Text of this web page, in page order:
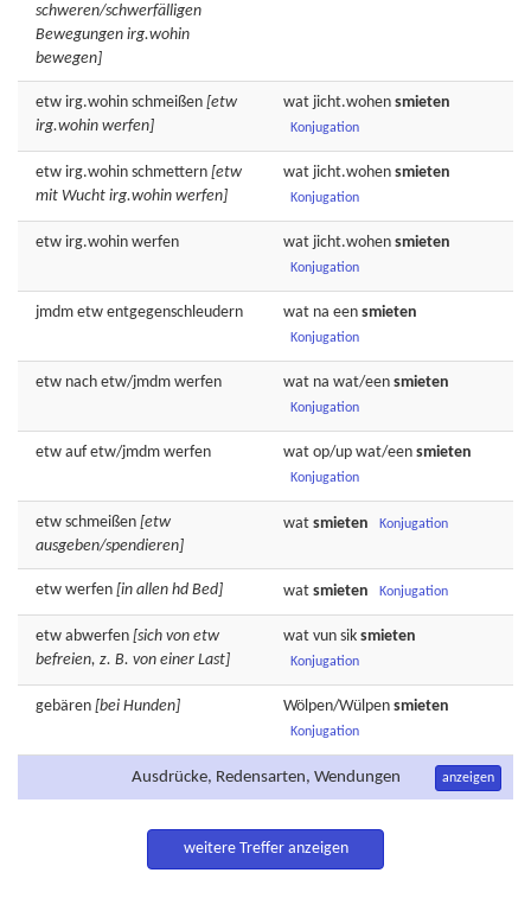
schweren/schwerfälligen
Bewegungen irg.wohin
bewegen]
etw irg.wohin schmeißen [etw
irg.wohin werfen]
wat jicht.wohen smieten
Konjugation
etw irg.wohin schmettern [etw
mit Wucht irg.wohin werfen]
wat jicht.wohen smieten
Konjugation
etw irg.wohin werfen wat jicht.wohen smieten
Konjugation
jmdm etw entgegenschleudern wat na een smieten
Konjugation
etw nach etw/jmdm werfen wat na wat/een smieten
Konjugation
etw auf etw/jmdm werfen wat op/up wat/een smieten
Konjugation
etw schmeißen [etw
ausgeben/spendieren]
wat smieten Konjugation
etw werfen [in allen hd Bed] wat smieten Konjugation
etw abwerfen [sich von etw
befreien, z. B. von einer Last]
wat vun sik smieten
Konjugation
gebären [bei Hunden] Wölpen/Wülpen smieten
Konjugation
Ausdrücke, Redensarten, Wendungen anzeigen
weitere Treffer anzeigen